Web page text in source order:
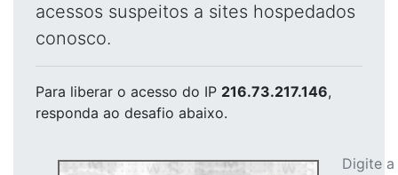
acessos suspeitos a sites hospedados
conosco.
Para liberar o acesso do IP 216.73.217.146,
responda ao desafio abaixo.
Digite